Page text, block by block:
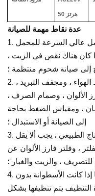
50 هرتز
عدة نقاط مهمة للصيانة
1. تحقق بانتظام مما إذا كان المحمل عالي السرعة للمحمل
كان هناك نقص في الزيت ،
إلى صيانة شحوم منتظمة ؛
2. تحقق بانتظام مما إذا كان ضاغط الهواء ، ومجفف التبريد ،
الألوان ، وصمام الصرف ،
، ومقياس الضغط بحاجة
إلى الصيانة أو الاستبدال ؛
3. عندما يكون فارز اللون الخام في الإنتاج الطبيعي ، يجب ألا يقل
، وفلتر فارز الألوان عن
، والزيت والغبار ؛
4. الفحص والصيانة المنتظمة ، ما إذا كانت الأسطوانة بدون
يتم تنظيفها بشكل